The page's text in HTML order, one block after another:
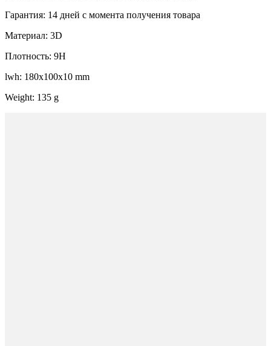
Гарантия: 14 дней с момента получения товара
Материал: 3D
Плотность: 9H
lwh: 180x100x10 mm
Weight: 135 g